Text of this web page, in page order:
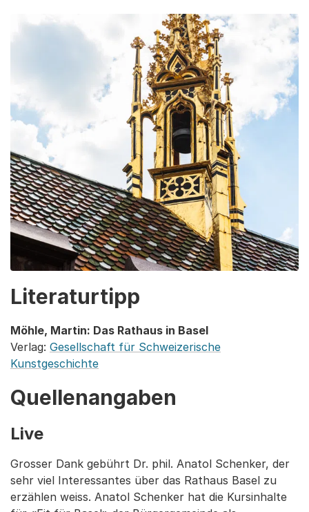
Literaturtipp
Möhle, Martin: Das Rathaus in Basel
Verlag: Gesellschaft für Schweizerische
Kunstgeschichte
Quellenangaben
Live
Grosser Dank gebührt Dr. phil. Anatol Schenker, der
sehr viel Interessantes über das Rathaus Basel zu
erzählen weiss. Anatol Schenker hat die Kursinhalte